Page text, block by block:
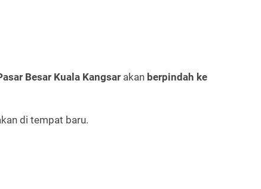
Besar Kuala Kangsar akan berpindah ke
di tempat baru.